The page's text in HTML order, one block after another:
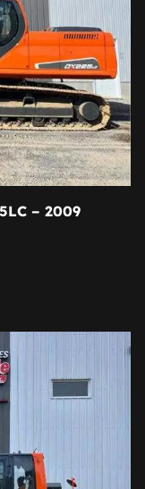
– 2009